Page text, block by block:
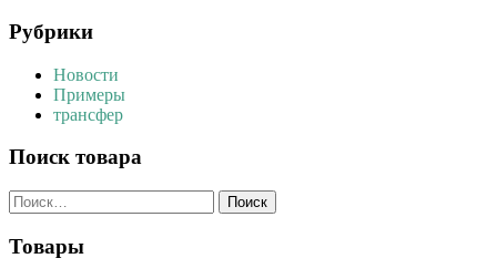
Рубрики
Новости
Примеры
трансфер
Поиск товара
Найти:
Товары